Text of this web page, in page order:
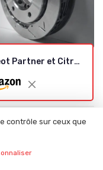
Pièces par Type (Freins, Moteur, etc.) •
09/10/2025
pour votre
Feu arrière Droit pour Peugeot Partner et Citroën Berlingo
contrôle sur ceux que